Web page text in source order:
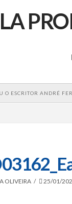
O ESCRITOR ANDRÉ
OLIVEIRA 25/01/